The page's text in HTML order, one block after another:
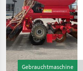
Gebrauchtmaschine